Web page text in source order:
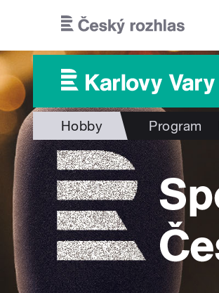
Hobby Program